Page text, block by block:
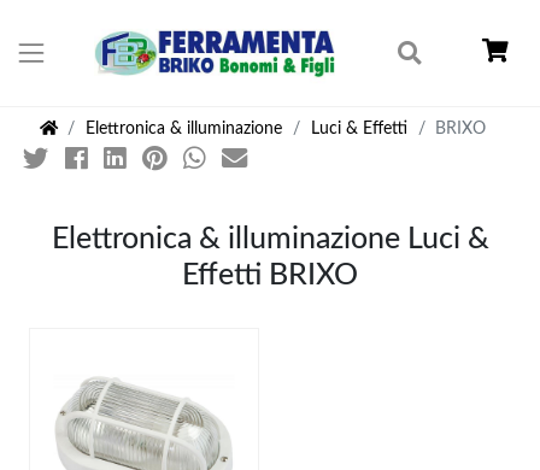
Elettronica & illuminazione Luci & Effetti BRIXO
Elettronica & illuminazione Luci &
Effetti BRIXO